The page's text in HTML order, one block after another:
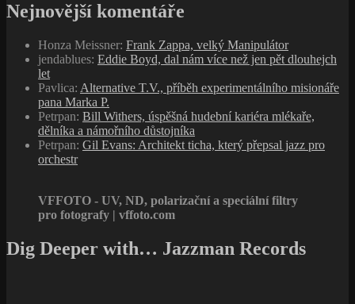
Nejnovější komentáře
Honza Meissner: Frank Zappa, velký Manipulátor
jendablues: Eddie Boyd, dal nám více než jen pět dlouhejch
let
Pavlica: Alternative T.V., příběh experimentálního misionáře
pana Marka P.
Petrpan: Bill Withers, úspěšná hudební kariéra mlékaře,
dělníka a námořního důstojníka
Petrpan: Gil Evans: Architekt ticha, který přepsal jazz pro
orchestr
VFFOTO - UV, ND, polarizační a speciální filtry
pro fotografy | vffoto.com
Dig Deeper with… Jazzman Records